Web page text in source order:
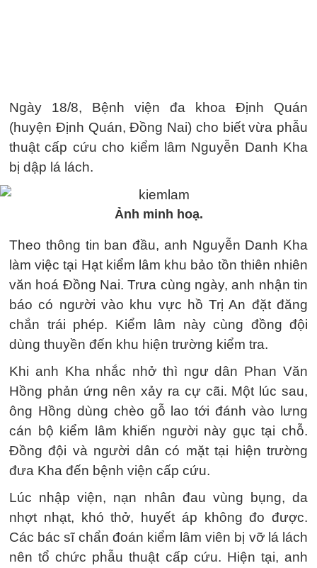
Ngày 18/8, Bệnh viện đa khoa Định Quán
(huyện Định Quán, Đồng Nai) cho biết vừa phẫu
thuật cấp cứu cho kiểm lâm Nguyễn Danh Kha
bị dập lá lách.
Ảnh minh hoạ.
Theo thông tin ban đầu, anh Nguyễn Danh Kha
làm việc tại Hạt kiểm lâm khu bảo tồn thiên nhiên
văn hoá Đồng Nai. Trưa cùng ngày, anh nhận tin
báo có người vào khu vực hồ Trị An đặt đăng
chắn trái phép. Kiểm lâm này cùng đồng đội
dùng thuyền đến khu hiện trường kiểm tra.
Khi anh Kha nhắc nhở thì ngư dân Phan Văn
Hồng phản ứng nên xảy ra cự cãi. Một lúc sau,
ông Hồng dùng chèo gỗ lao tới đánh vào lưng
cán bộ kiểm lâm khiến người này gục tại chỗ.
Đồng đội và người dân có mặt tại hiện trường
đưa Kha đến bệnh viện cấp cứu.
Lúc nhập viện, nạn nhân đau vùng bụng, da
nhợt nhạt, khó thở, huyết áp không đo được.
Các bác sĩ chẩn đoán kiểm lâm viên bị vỡ lá lách
nên tổ chức phẫu thuật cấp cứu. Hiện tại, anh